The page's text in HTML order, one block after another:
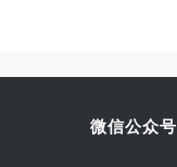
微信公众号